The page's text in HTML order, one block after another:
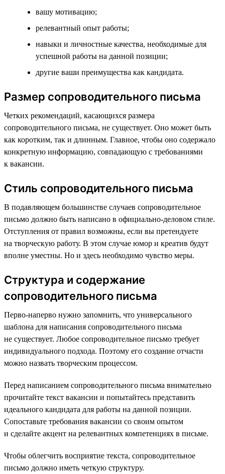
вашу мотивацию;
релевантный опыт работы;
навыки и личностные качества, необходимые для
успешной работы на данной позиции;
другие ваши преимущества как кандидата.
Размер сопроводительного письма
Четких рекомендаций, касающихся размера
сопроводительного письма, не существует. Оно может быть
как коротким, так и длинным. Главное, чтобы оно содержало
конкретную информацию, совпадающую с требованиями
к вакансии.
Стиль сопроводительного письма
В подавляющем большинстве случаев сопроводительное
письмо должно быть написано в официально-деловом стиле.
Отступления от правил возможны, если вы претендуете
на творческую работу. В этом случае юмор и креатив будут
вполне уместны. Но и здесь необходимо чувство меры.
Структура и содержание
сопроводительного письма
Перво-наперво нужно запомнить, что универсального
шаблона для написания сопроводительного письма
не существует. Любое сопроводительное письмо требует
индивидуального подхода. Поэтому его создание отчасти
можно назвать творческим процессом.
Перед написанием сопроводительного письма внимательно
прочитайте текст вакансии и попытайтесь представить
идеального кандидата для работы на данной позиции.
Сопоставьте требования вакансии со своим опытом
и сделайте акцент на релевантных компетенциях в письме.
Чтобы облегчить восприятие текста, сопроводительное
письмо должно иметь четкую структуру.